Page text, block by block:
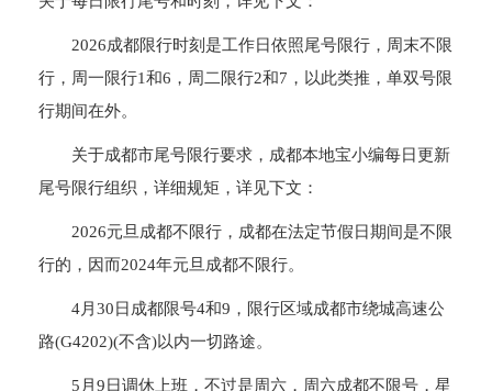
2026成都限行时刻是工作日依照尾号限行，周末不限
行，周一限行1和6，周二限行2和7，以此类推，单双号限
行期间在外。
关于成都市尾号限行要求，成都本地宝小编每日更新
尾号限行组织，详细规矩，详见下文：
2026元旦成都不限行，成都在法定节假日期间是不限
行的，因而2024年元旦成都不限行。
4月30日成都限号4和9，限行区域成都市绕城高速公
路(G4202)(不含)以内一切路途。
5月9日调休上班，不过是周六，周六成都不限号，星